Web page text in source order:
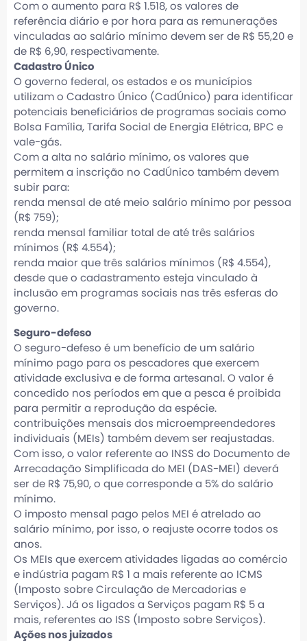
Com o aumento para R$ 1.518, os valores de
referência diário e por hora para as remunerações
vinculadas ao salário mínimo devem ser de R$ 55,20 e
de R$ 6,90, respectivamente.
Cadastro Único
O governo federal, os estados e os municípios
utilizam o Cadastro Único (CadÚnico) para identificar
potenciais beneficiários de programas sociais como
Bolsa Família, Tarifa Social de Energia Elétrica, BPC e
vale-gás.
Com a alta no salário mínimo, os valores que
permitem a inscrição no CadÚnico também devem
subir para:
renda mensal de até meio salário mínimo por pessoa
(R$ 759);
renda mensal familiar total de até três salários
mínimos (R$ 4.554);
renda maior que três salários mínimos (R$ 4.554),
desde que o cadastramento esteja vinculado à
inclusão em programas sociais nas três esferas do
governo.
Seguro-defeso
O seguro-defeso é um benefício de um salário
mínimo pago para os pescadores que exercem
atividade exclusiva e de forma artesanal. O valor é
concedido nos períodos em que a pesca é proibida
para permitir a reprodução da espécie.
contribuições mensais dos microempreendedores
individuais (MEIs) também devem ser reajustadas.
Com isso, o valor referente ao INSS do Documento de
Arrecadação Simplificada do MEI (DAS-MEI) deverá
ser de R$ 75,90, o que corresponde a 5% do salário
mínimo.
O imposto mensal pago pelos MEI é atrelado ao
salário mínimo, por isso, o reajuste ocorre todos os
anos.
Os MEIs que exercem atividades ligadas ao comércio
e indústria pagam R$ 1 a mais referente ao ICMS
(Imposto sobre Circulação de Mercadorias e
Serviços). Já os ligados a Serviços pagam R$ 5 a
mais, referentes ao ISS (Imposto sobre Serviços).
Ações nos juizados